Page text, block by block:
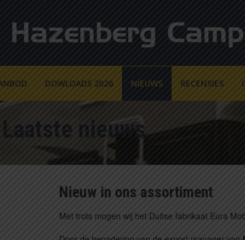
DOWLOADS 2026 NIEUWS RECENSIES
nieuws
Nieuw in ons assortiment
Met trots mogen wij het Duitse fabrikaat Eura